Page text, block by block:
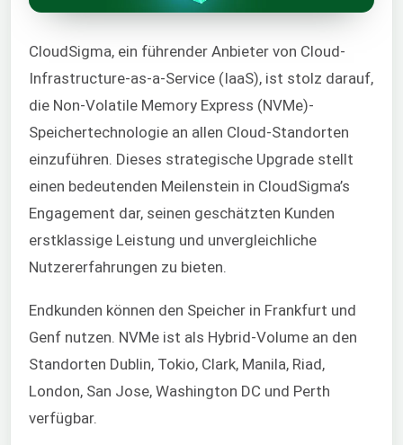
CloudSigma, ein führender Anbieter von Cloud-
Infrastructure-as-a-Service (IaaS), ist stolz darauf,
die Non-Volatile Memory Express (NVMe)-
Speichertechnologie an allen Cloud-Standorten
einzuführen. Dieses strategische Upgrade stellt
einen bedeutenden Meilenstein in CloudSigma’s
Engagement dar, seinen geschätzten Kunden
erstklassige Leistung und unvergleichliche
Nutzererfahrungen zu bieten.
Endkunden können den Speicher in Frankfurt und
Genf nutzen. NVMe ist als Hybrid-Volume an den
Standorten Dublin, Tokio, Clark, Manila, Riad,
London, San Jose, Washington DC und Perth
verfügbar.